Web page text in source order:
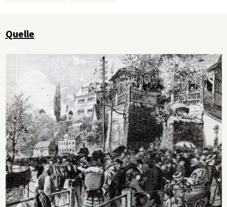
Quelle